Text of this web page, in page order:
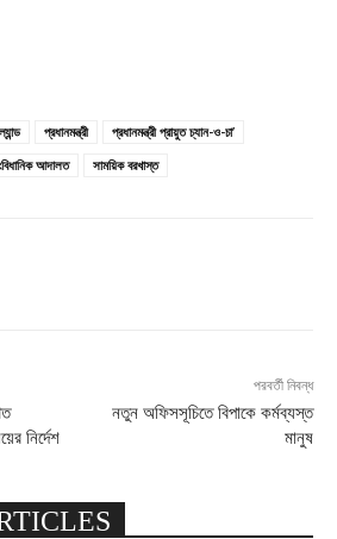
প্রধানমন্ত্রী
প্রধানমন্ত্রী প্রায়ুত চ্যান-ও-চা’
আদালত সাময়িক বরখাস্ত
নির্দেশ
পরবর্তী নিবন্ধ
নতুন অফিসসূচিতে বিপাকে কর্মব্যস্ত
মানুষ